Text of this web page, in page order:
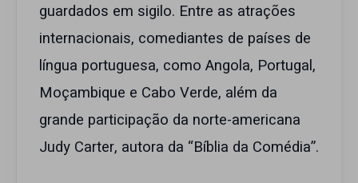
guardados em sigilo. Entre as atrações
internacionais, comediantes de países de
língua portuguesa, como Angola, Portugal,
Moçambique e Cabo Verde, além da
grande participação da norte-americana
Judy Carter, autora da “Bíblia da Comédia”.